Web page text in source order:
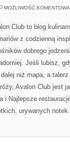
MOŻLIWOŚĆ
Club to blog
z codzienną
dobrego
Jeśli lubisz,
niż mapa, a
Avalon Club jest
i Najlepsze
urywanych